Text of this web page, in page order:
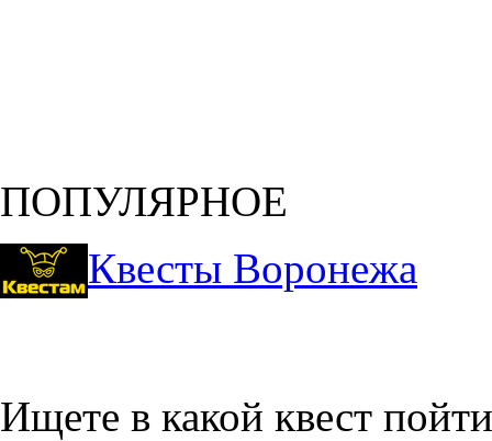
ПОПУЛЯРНОЕ
Квесты Воронежа
Ищете в какой квест